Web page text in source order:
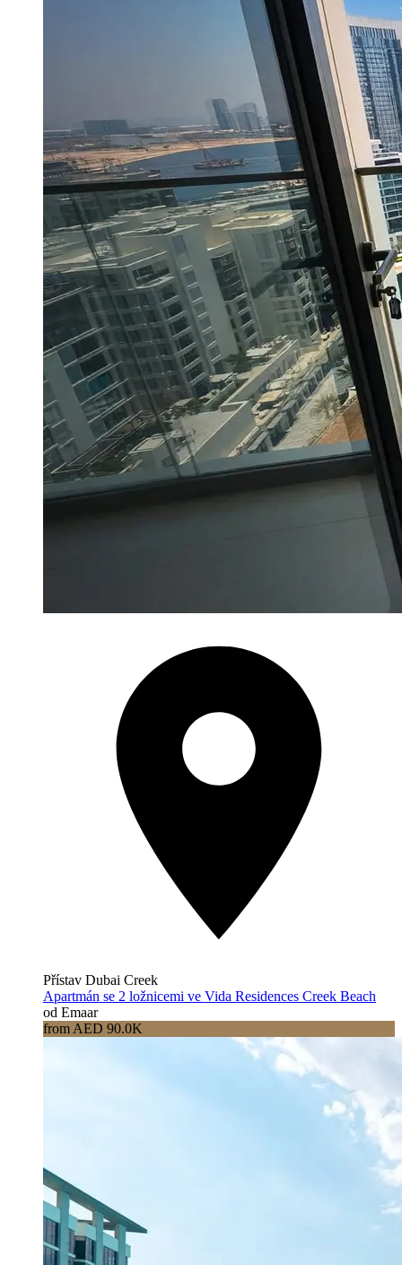
Přístav Dubai Creek
Apartmán se 2 ložnicemi ve Vida Residences Creek Beach
od Emaar
from AED 90.0K